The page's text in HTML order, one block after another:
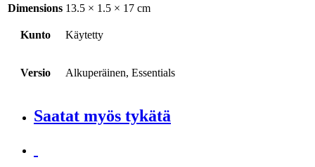
Dimensions 13.5 × 1.5 × 17 cm
Kunto Käytetty
Versio Alkuperäinen, Essentials
Saatat myös tykätä